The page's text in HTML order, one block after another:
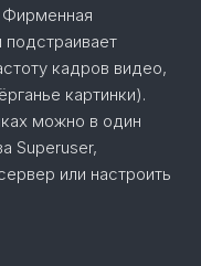
Фирменная
подстраивает
кадров видео,
картинки).
можно в один
Superuser,
или настроить